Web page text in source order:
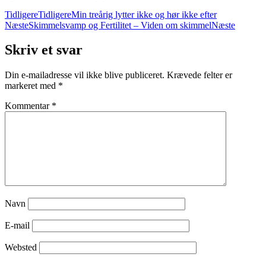
TidligereTidligereMin treårig lytter ikke og hør ikke efter
NæsteSkimmelsvamp og Fertilitet – Viden om skimmelNæste
Skriv et svar
Din e-mailadresse vil ikke blive publiceret. Krævede felter er
markeret med *
Kommentar *
Navn
E-mail
Websted